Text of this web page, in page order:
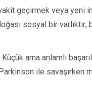
geçirmek veya yeni
sosyal bir varlıktır;
ama anlamlı
ile savaşırken